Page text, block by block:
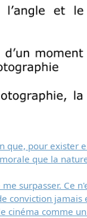
que, pour exister
que la
surpasser. Ce
conviction jamais
cinéma comme